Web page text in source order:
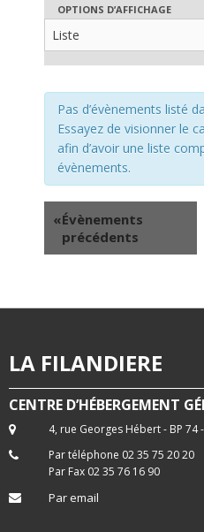
h
e
r
e
n
i
g
a
t
o
N
a
v
i
i
o
n
e
u
e
s
é
v
è
OPTIONS D’AFFICHAGE
Pas d’évènements listé
Essayez de visionner le
afin d’avoir une liste
évènements.
«Évènements
précédents
LA FILANDIERE
CENTRE D’HÉBERGEMENT
4, rue Georges Hébert - BP 74
Par téléphone 02 35 75 20 20
Par Fax 02 35 76 16 90
Par email